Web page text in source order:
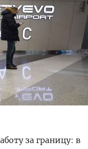
за границу: в